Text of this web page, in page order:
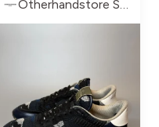
Otherhandstore Sweden